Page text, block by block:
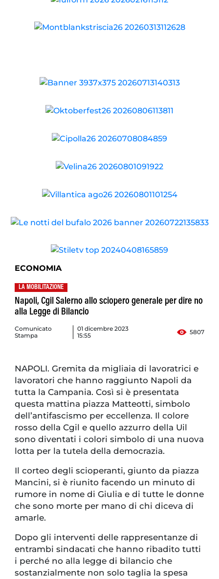
ECONOMIA
LA MOBILITAZIONE
Napoli, Cgil Salerno allo sciopero generale per dire no
alla Legge di Bilancio
Comunicato
Stampa
01 dicembre 2023
15:55
5807
NAPOLI. Gremita da migliaia di lavoratrici e
lavoratori che hanno raggiunto Napoli da
tutta la Campania. Così si è presentata
questa mattina piazza Matteotti, simbolo
dell’antifascismo per eccellenza. Il colore
rosso della Cgil e quello azzurro della Uil
sono diventati i colori simbolo di una nuova
lotta per la tutela della democrazia.
Il corteo degli scioperanti, giunto da piazza
Mancini, si è riunito facendo un minuto di
rumore in nome di Giulia e di tutte le donne
che sono morte per mano di chi diceva di
amarle.
Dopo gli interventi delle rappresentanze di
entrambi sindacati che hanno ribadito tutti
i perché no alla legge di bilancio che
sostanzialmente non solo taglia la spesa